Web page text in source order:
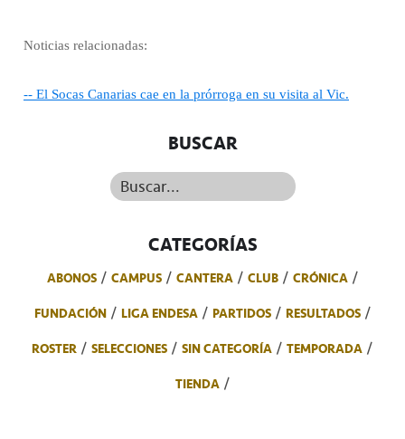
Noticias relacionadas:
-- El Socas Canarias cae en la prórroga en su visita al Vic.
BUSCAR
Buscar...
CATEGORÍAS
ABONOS CAMPUS CANTERA CLUB
CRÓNICA
FUNDACIÓN
LIGA ENDESA PARTIDOS
RESULTADOS
ROSTER
SELECCIONES SIN CATEGORÍA
TEMPORADA
TIENDA